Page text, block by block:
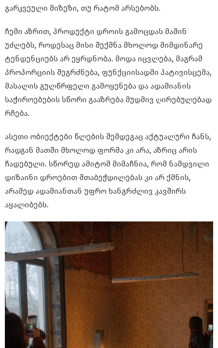
გარკვეული მიზეზი, თუ რატომ არსებობს.
ჩემი აზრით, პროდუქტი დროის გამოცდას მაშინ
უძლებს, როდესაც მისი შექმნა მხოლოდ მიმდინარე
ტენდენციებს არ ეყრდნობა. მოდა იცვლება, მაგრამ
პროპორციის შეგრძნება, ფუნქციისადმი პატივისცემა,
მასალის გულწრფელი გამოყენება და ადამიანის
საჭიროებების სწორი გააზრება მუდმივ ღირებულებად
რჩება.
ასეთი ობიექტები წლების შემდეგაც აქტუალური ჩანს,
რადგან მათში მხოლოდ ფორმა კი არა, აზრიც არის
ჩადებული. სწორედ ამიტომ მიმაჩნია, რომ ნამდვილი
დიზაინი დროებით შთაბეჭდილებას კი არ ქმნის,
არამედ ადამიანთან უფრო ხანგრძლივ კავშირს
აყალიბებს.